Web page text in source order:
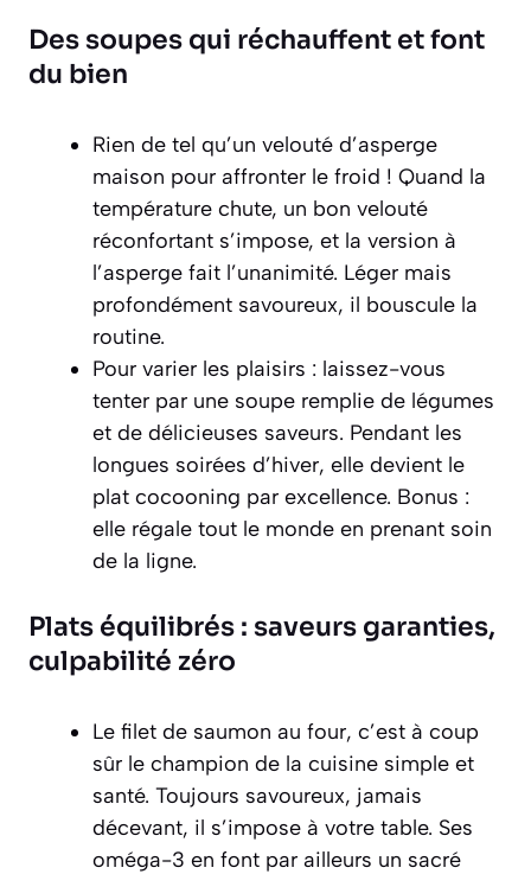
Des soupes qui réchauffent et font
du bien
Rien de tel qu’un velouté d’asperge
maison pour affronter le froid ! Quand la
température chute, un bon velouté
réconfortant s’impose, et la version à
l’asperge fait l’unanimité. Léger mais
profondément savoureux, il bouscule la
routine.
Pour varier les plaisirs : laissez-vous
tenter par une soupe remplie de légumes
et de délicieuses saveurs. Pendant les
longues soirées d’hiver, elle devient le
plat cocooning par excellence. Bonus :
elle régale tout le monde en prenant soin
de la ligne.
Plats équilibrés : saveurs garanties,
culpabilité zéro
Le filet de saumon au four, c’est à coup
sûr le champion de la cuisine simple et
santé. Toujours savoureux, jamais
décevant, il s’impose à votre table. Ses
oméga-3 en font par ailleurs un sacré